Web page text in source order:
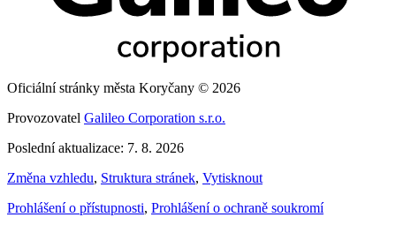
Oficiální stránky města Koryčany © 2026
Provozovatel Galileo Corporation s.r.o.
Poslední aktualizace: 7. 8. 2026
Změna vzhledu, Struktura stránek, Vytisknout
Prohlášení o přístupnosti, Prohlášení o ochraně soukromí